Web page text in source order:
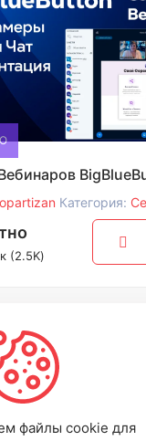
Категория:
(2.5K)
Олегович,
файлы cookie для